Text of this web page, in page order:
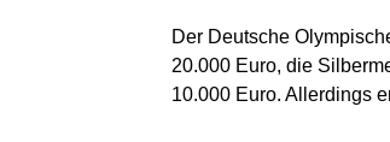
Der Deutsche
20.000 Euro, die
10.000 Euro. Allerdings